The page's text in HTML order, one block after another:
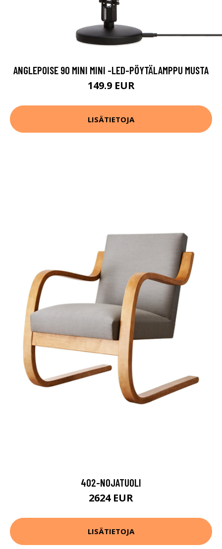
ANGLEPOISE 90 MINI MINI -LED-PÖYTÄLAMPPU MUSTA
149.9 EUR
LISÄTIETOJA
402-NOJATUOLI
2624 EUR
LISÄTIETOJA